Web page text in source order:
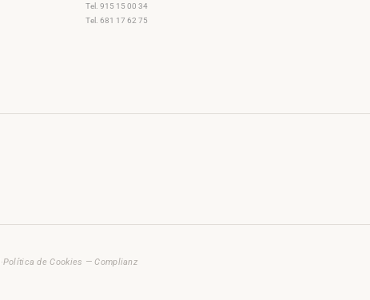
Tel. 915 15 00 34
Tel. 681 17 62 75
·Política de Cookies — Complianz